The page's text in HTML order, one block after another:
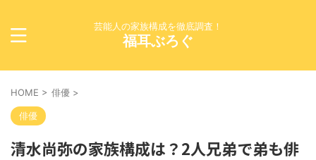
芸能人の家族構成を徹底調査！
福耳ぶろぐ
HOME > 俳優 >
俳優
清水尚弥の家族構成は？2人兄弟で弟も俳